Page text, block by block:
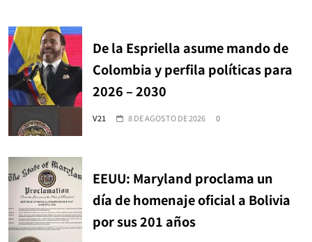
De la Espriella asume mando de
Colombia y perfila políticas para
2026 – 2030
V21 8 DE AGOSTO DE 2026 0
EEUU: Maryland proclama un
día de homenaje oficial a Bolivia
por sus 201 años